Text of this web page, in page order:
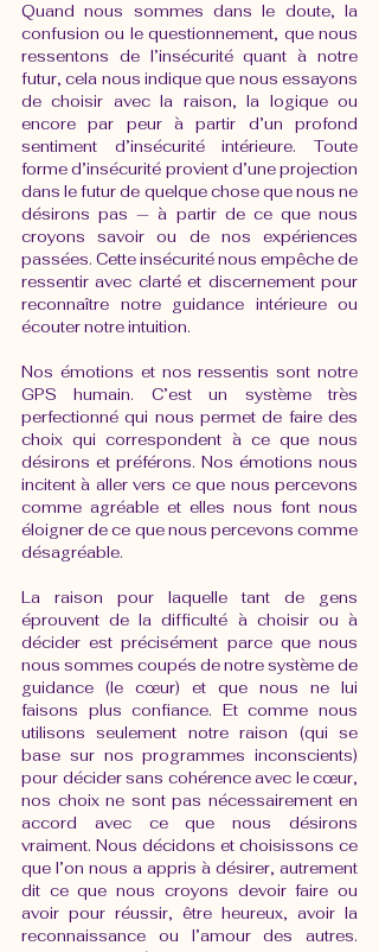
Quand nous sommes dans le doute, la
confusion ou le questionnement, que nous
ressentons de l’insécurité quant à notre
futur, cela nous indique que nous essayons
de choisir avec la raison, la logique ou
encore par peur à partir d’un profond
sentiment d’insécurité intérieure. Toute
forme d’insécurité provient d’une projection
dans le futur de quelque chose que nous ne
désirons pas — à partir de ce que nous
croyons savoir ou de nos expériences
passées. Cette insécurité nous empêche de
ressentir avec clarté et discernement pour
reconnaître notre guidance intérieure ou
écouter notre intuition.
Nos émotions et nos ressentis sont notre
GPS humain. C’est un système très
perfectionné qui nous permet de faire des
choix qui correspondent à ce que nous
désirons et préférons. Nos émotions nous
incitent à aller vers ce que nous percevons
comme agréable et elles nous font nous
éloigner de ce que nous percevons comme
désagréable.
La raison pour laquelle tant de gens
éprouvent de la difficulté à choisir ou à
décider est précisément parce que nous
nous sommes coupés de notre système de
guidance (le cœur) et que nous ne lui
faisons plus confiance. Et comme nous
utilisons seulement notre raison (qui se
base sur nos programmes inconscients)
pour décider sans cohérence avec le cœur,
nos choix ne sont pas nécessairement en
accord avec ce que nous désirons
vraiment. Nous décidons et choisissons ce
que l’on nous a appris à désirer, autrement
dit ce que nous croyons devoir faire ou
avoir pour réussir, être heureux, avoir la
reconnaissance ou l’amour des autres.